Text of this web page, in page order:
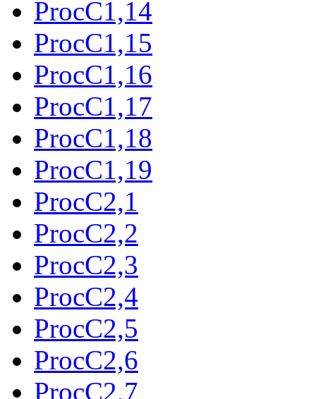
ProcC1,14
ProcC1,15
ProcC1,16
ProcC1,17
ProcC1,18
ProcC1,19
ProcC2,1
ProcC2,2
ProcC2,3
ProcC2,4
ProcC2,5
ProcC2,6
ProcC2,7